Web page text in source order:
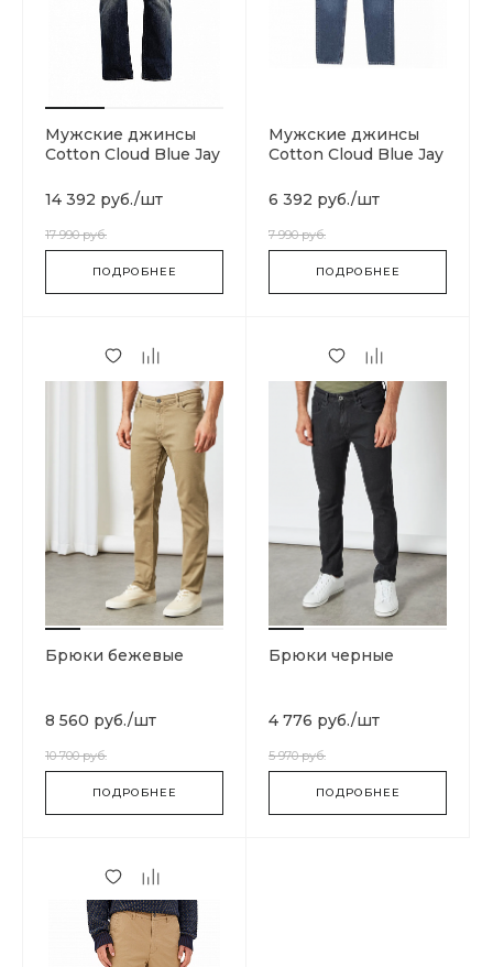
Мужские джинсы
Cotton Cloud Blue Jay
14 392 руб./шт
17 990 руб.
ПОДРОБНЕЕ
Мужские джинсы
Cotton Cloud Blue Jay
6 392 руб./шт
7 990 руб.
ПОДРОБНЕЕ
Брюки бежевые
8 560 руб./шт
10 700 руб.
ПОДРОБНЕЕ
Брюки черные
4 776 руб./шт
5 970 руб.
ПОДРОБНЕЕ